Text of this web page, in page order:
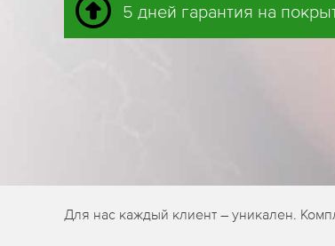
5 дней гарантия на
Для нас каждый клиент – уникален.